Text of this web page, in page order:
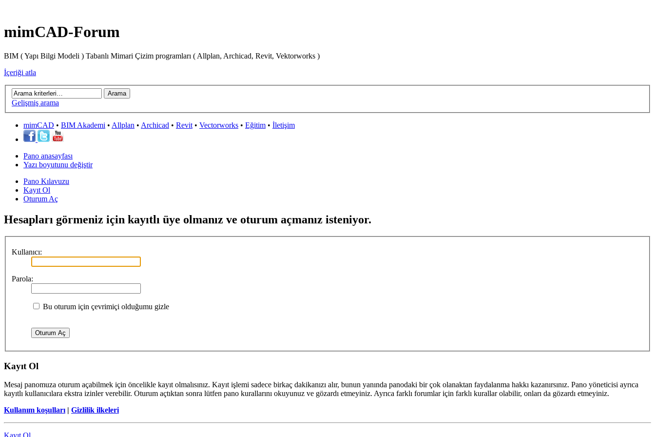
mimCAD-Forum
BIM ( Yapı Bilgi Modeli ) Tabanlı Mimari Çizim programları ( Allplan, Archicad, Revit, Vektorworks )
İçeriği atla
Gelişmiş arama
mimCAD • BIM Akademi • Allplan • Archicad • Revit• Vectorworks • Eğitim • İletişim
Pano anasayfası
Yazı boyutunu değiştir
Pano Kılavuzu
Kayıt Ol
Oturum Aç
Hesapları görmeniz için kayıtlı üye olmanız ve oturum açmanız isteniyor.
Kullanıcı:
Parola:
Bu oturum için çevrimiçi olduğumu gizle
Kayıt Ol
Mesaj panomuza oturum açabilmek için öncelikle kayıt olmalısınız. Kayıt işlemi sadece birkaç dakikanızı alır, bunun yanında panodaki bir çok olanaktan faydalanma hakkı kazanırsınız. Pano yöneticisi ayrıca
kayıtlı kullanıcılara ekstra izinler verebilir. Oturum açtıktan sonra lütfen pano kurallarını okuyunuz ve gözardı etmeyiniz. Ayrıca farklı forumlar için farklı kurallar olabilir, onları da gözardı etmeyiniz.
Kullanım koşulları | Gizlilik ilkeleri